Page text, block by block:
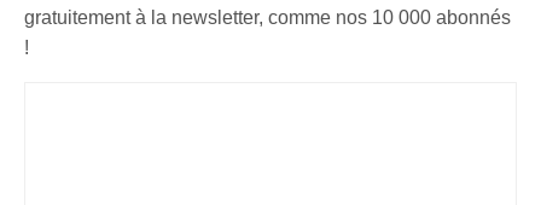
gratuitement à la newsletter, comme nos 10 000 abonnés
!